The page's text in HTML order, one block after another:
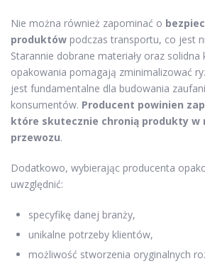
Nie można również zapominać o
produktów podczas transportu, co jest
Starannie dobrane materiały oraz solidna
opakowania pomagają zminimalizować
jest fundamentalne dla budowania
konsumentów. Producent powinien
które skutecznie chronią produkty w
przewozu.
Dodatkowo, wybierając producenta
uwzględnić:
specyfikę danej branży,
unikalne potrzeby klientów,
możliwość stworzenia oryginalnych